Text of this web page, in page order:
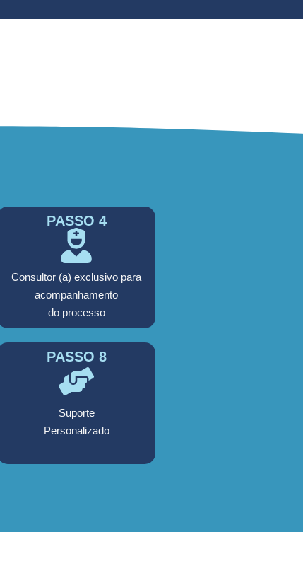
PASSO 4
Consultor (a) exclusivo para
acompanhamento
do processo
PASSO 8
Suporte
Personalizado